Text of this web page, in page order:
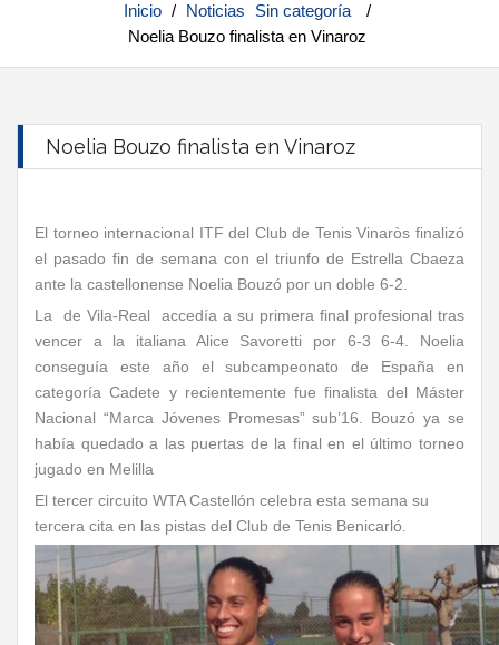
Inicio / Noticias Sin categoría
/
Noelia Bouzo finalista en Vinaroz
Noelia Bouzo finalista en Vinaroz
El torneo internacional ITF del Club de Tenis Vinaròs finalizó
el pasado fin de semana con el triunfo de Estrella Cbaeza
ante la castellonense Noelia Bouzó por un doble 6-2.
La de Vila-Real accedía a su primera final profesional tras
vencer a la italiana Alice Savoretti por 6-3 6-4. Noelia
conseguía este año el subcampeonato de España en
categoría Cadete y recientemente fue finalista del Máster
Nacional “Marca Jóvenes Promesas” sub’16. Bouzó ya se
había quedado a las puertas de la final en el último torneo
jugado en Melilla
El tercer circuito WTA Castellón celebra esta semana su
tercera cita en las pistas del Club de Tenis Benicarló.